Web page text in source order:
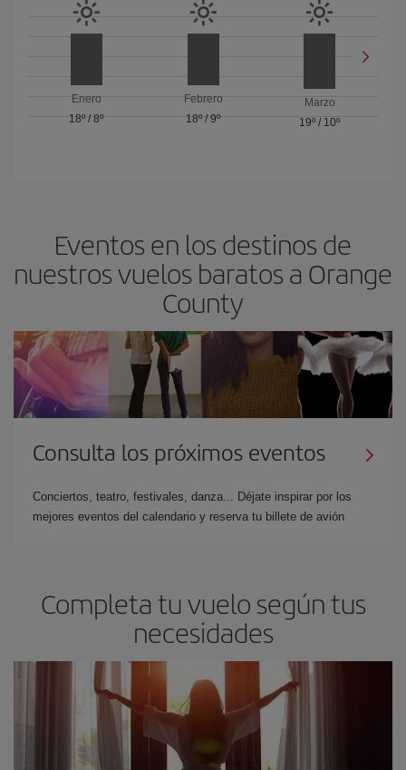
Enero
18º/8º
Febrero
18º/ 9º
Marzo
19º / 10º
Eventos en los destinos de
nuestros vuelos baratos a Orange
County
Consulta los próximos eventos
Conciertos, teatro, festivales, danza... Déjate inspirar por los
mejores eventos del calendario y reserva tu billete de avión
Completa tu vuelo según tus
necesidades